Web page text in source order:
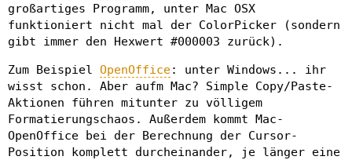
großartiges Programm, unter Mac OSX
funktioniert nicht mal der ColorPicker (sondern
gibt immer den Hexwert #000003 zurück).
Zum Beispiel OpenOffice: unter Windows... ihr
wisst schon. Aber aufm Mac? Simple Copy/Paste-
Aktionen führen mitunter zu völligem
Formatierungschaos. Außerdem kommt Mac-
OpenOffice bei der Berechnung der Cursor-
Position komplett durcheinander, je länger eine